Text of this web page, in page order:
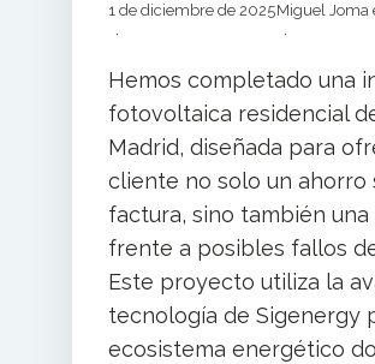
1 de diciembre de 2025Miguel Joma
Hemos completado una
fotovoltaica residencial
Madrid, diseñada para
cliente no solo un ahorro
factura, sino también
frente a posibles fallos
Este proyecto utiliza la
tecnología de Sigenergy
ecosistema energético